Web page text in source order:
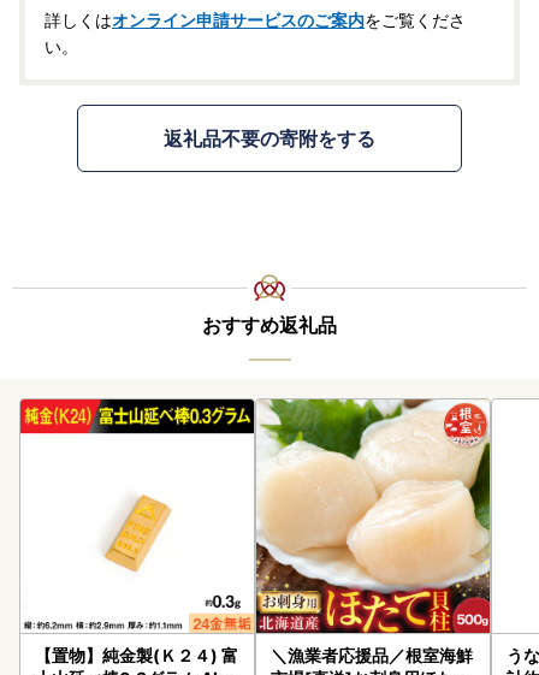
詳しくはオンライン申請サービスのご案内をご覧くださ
い。
返礼品不要の寄附をする
おすすめ返礼品
【置物】純金製(Ｋ２４) 富
＼漁業者応援品／根室海鮮
う